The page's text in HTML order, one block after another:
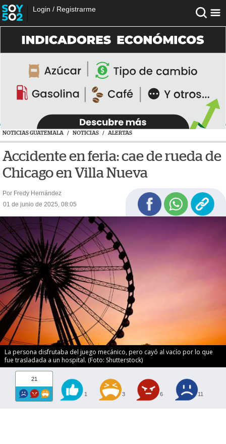
Login / Registrarme
NOTICIAS GUATEMALA / NOTICIAS / ALERTAS
Accidente en feria: cae de rueda de
Chicago en Villa Nueva
Por Fredy Hernández
01 de junio de 2025, 08:05
La persona disfrutaba del juego mecánico, pero cayó al vacío por lo que
fue trasladada a un hospital. (Foto: Shutterstock)
21
1 3 6 11